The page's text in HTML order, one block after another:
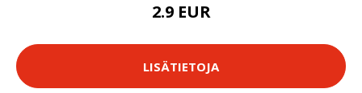
2.9 EUR
LISÄTIETOJA